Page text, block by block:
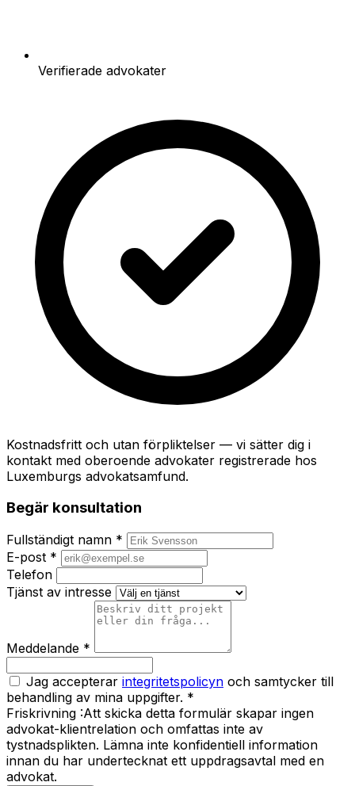
Verifierade advokater
Kostnadsfritt och utan förpliktelser — vi sätter dig i
kontakt med oberoende advokater registrerade hos
Luxemburgs advokatsamfund.
Begär konsultation
Fullständigt namn *
E-post *
Telefon
Tjänst av intresse
Meddelande *
Jag accepterar integritetspolicyn och samtycker till
behandling av mina uppgifter. *
Friskrivning :Att skicka detta formulär skapar ingen
advokat-klientrelation och omfattas inte av
tystnadsplikten. Lämna inte konfidentiell information
innan du har undertecknat ett uppdragsavtal med en
advokat.